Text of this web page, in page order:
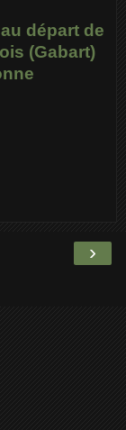
départ de
(Gabart)
›